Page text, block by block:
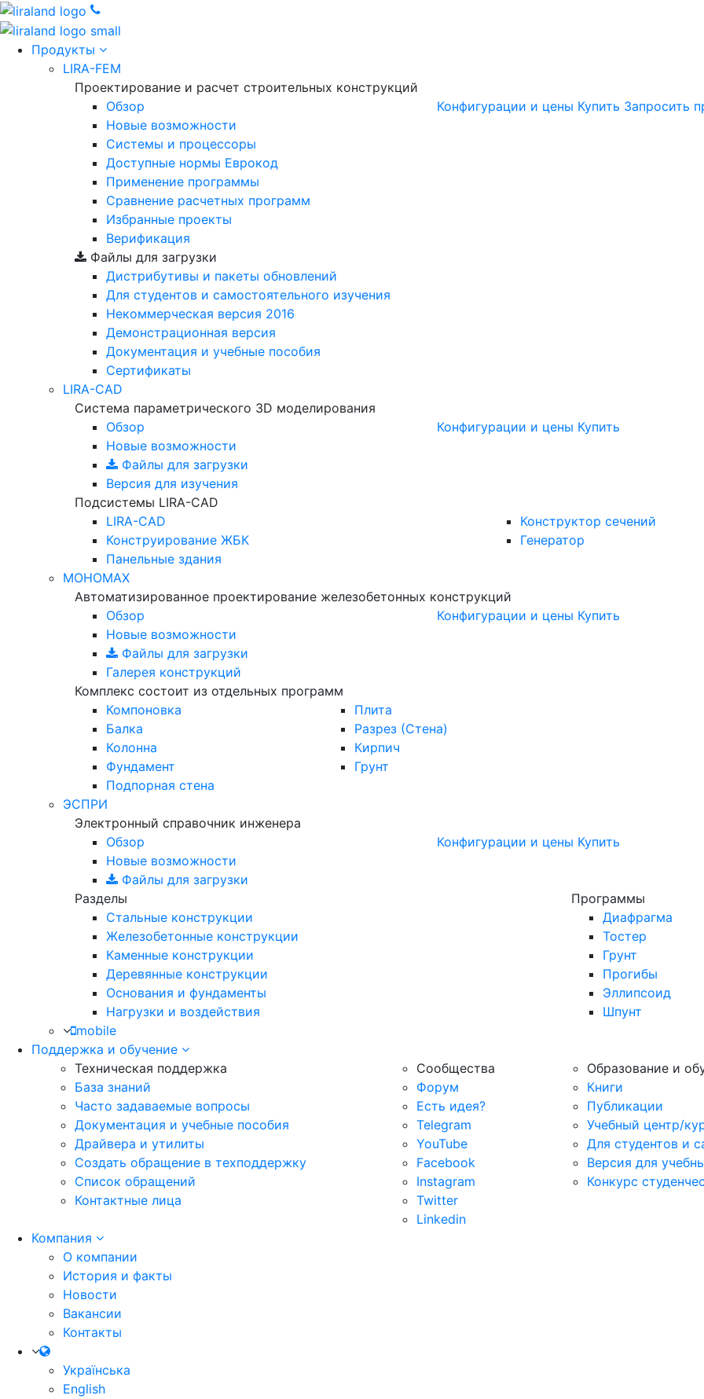
Продукты
LIRA-FEM
Проектирование и расчет строительных конструкций
Обзор
Новые возможности
Cистемы и процессоры
Доступные нормы Еврокод
Применение программы
Сравнение расчетных программ
Избранные проекты
Верификация
Конфигурации и цены Купить Запросить
Файлы для загрузки
Дистрибутивы и пакеты обновлений
Для студентов и самостоятельного изучения
Некоммерческая версия 2016
Демонстрационная версия
Документация и учебные пособия
Сертификаты
LIRA-CAD
Система параметрического 3D моделирования
Обзор
Новые возможности
Файлы для загрузки
Версия для изучения
Конфигурации и цены Купить
Подсистемы LIRA-CAD
LIRA-CAD
Конструирование ЖБК
Панельные здания
Конструктор сечений
Генератор
МОНОМАХ
Автоматизированное проектирование железобетонных конструкций
Обзор
Новые возможности
Файлы для загрузки
Галерея конструкций
Конфигурации и цены Купить
Комплекс состоит из отдельных программ
Компоновка
Балка
Колонна
Фундамент
Подпорная стена
Плита
Разрез (Стена)
Кирпич
Грунт
ЭСПРИ
Электронный справочник инженера
Обзор
Новые возможности
Файлы для загрузки
Конфигурации и цены Купить
Разделы
Программы
Стальные конструкции
Железобетонные конструкции
Каменные конструкции
Деревянные конструкции
Основания и фундаменты
Нагрузки и воздействия
Диафрагма
Тостер
Грунт
Прогибы
Эллипсоид
Шпунт
mobile
Поддержка и обучение
Техническая поддержка
База знаний
Часто задаваемые вопросы
Документация и учебные пособия
Драйвера и утилиты
Создать обращение в техподдержку
Список обращений
Контактные лица
Сообщества
Форум
Есть идея?
Telegram
YouTube
Facebook
Instagram
Twitter
Linkedin
Образование и
Книги
Публикации
Учебный центр/
Для студентов и
Версия для
Конкурс
Компания
О компании
История и факты
Новости
Вакансии
Контакты
Українська
English